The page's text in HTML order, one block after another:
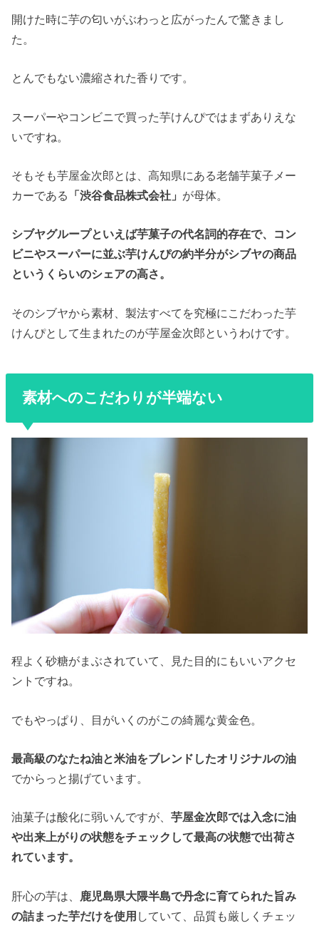
開けた時に芋の匂いがぶわっと広がったんで驚きまし
た。
とんでもない濃縮された香りです。
スーパーやコンビニで買った芋けんぴではまずありえな
いですね。
そもそも芋屋金次郎とは、高知県にある老舗芋菓子メー
カーである
「渋谷食品株式会社」 が母体。
シブヤグループといえば芋菓子の代名詞的存在で、コン
ビニやスーパーに並ぶ芋けんぴの約半分がシブヤの商品
というくらいのシェアの高さ。
そのシブヤから素材、製法すべてを究極にこだわった芋
けんぴとして生まれたのが芋屋金次郎というわけです。
素材へのこだわりが半端ない
程よく砂糖がまぶされていて、見た目的にもいいアクセ
ントですね。
でもやっぱり、目がいくのがこの綺麗な黄金色。
最高級のなたね油と米油をブレンドしたオリジナルの油
でからっと揚げています。
油菓子は酸化に弱いんですが、芋屋金次郎では入念に油
や出来上がりの状態をチェックして最高の状態で出荷さ
れています。
肝心の芋は、 鹿児島県大隈半島で丹念に育てられた旨み
の詰まった芋だけを使用 していて、品質も厳しくチェッ